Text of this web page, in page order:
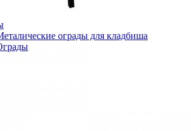
ограды для кладбиша